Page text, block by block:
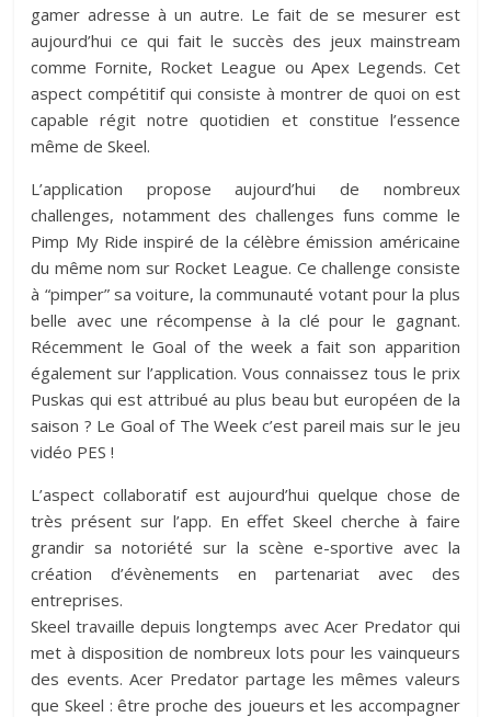
gamer adresse à un autre. Le fait de se mesurer est
aujourd’hui ce qui fait le succès des jeux mainstream
comme Fornite, Rocket League ou Apex Legends. Cet
aspect compétitif qui consiste à montrer de quoi on est
capable régit notre quotidien et constitue l’essence
même de Skeel.
L’application propose aujourd’hui de nombreux
challenges, notamment des challenges funs comme le
Pimp My Ride inspiré de la célèbre émission américaine
du même nom sur Rocket League. Ce challenge consiste
à “pimper” sa voiture, la communauté votant pour la plus
belle avec une récompense à la clé pour le gagnant.
Récemment le Goal of the week a fait son apparition
également sur l’application. Vous connaissez tous le prix
Puskas qui est attribué au plus beau but européen de la
saison ? Le Goal of The Week c’est pareil mais sur le jeu
vidéo PES !
L’aspect collaboratif est aujourd’hui quelque chose de
très présent sur l’app. En effet Skeel cherche à faire
grandir sa notoriété sur la scène e-sportive avec la
création d’évènements en partenariat avec des
entreprises.
Skeel travaille depuis longtemps avec Acer Predator qui
met à disposition de nombreux lots pour les vainqueurs
des events. Acer Predator partage les mêmes valeurs
que Skeel : être proche des joueurs et les accompagner